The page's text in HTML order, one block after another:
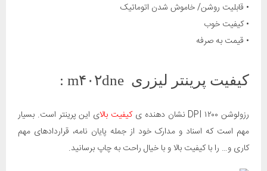
• قابلیت روشن/ خاموش شدن اتوماتیک
• کیفیت خوب
• قیمت به صرفه
کیفیت پرینتر لیزری m۴۰۲dne :
رزولوشن ۱۲۰۰ DPI نشان دهنده ی کیفیت بالای این پرینتر است. بسیار
مهم است که اسناد و مدارک خود از جمله پایان نامه، قراردادهای مهم
کاری و… را با کیفیت بالا و با خیال راحت به چاپ برسانید.